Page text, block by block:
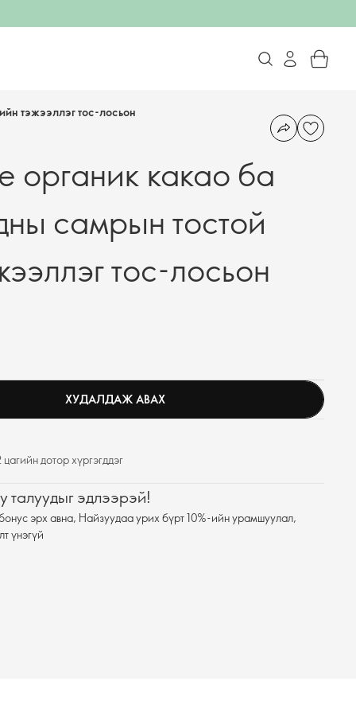
тэжээллэг тос-лосьон
органик какао ба
самрын тостой
тос-лосьон
ХУДАЛДАЖ АВАХ
дотор хүргэгддэг
талуудыг эдлээрэй!
эрх авна, Найзуудаа урих бүрт 10%-ийн урамшуулал,
үнэгүй